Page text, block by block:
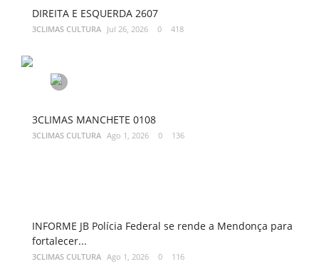
DIREITA E ESQUERDA 2607
3CLIMAS CULTURA Jul 26, 2026 0 418
3CLIMAS MANCHETE 0108
3CLIMAS CULTURA Ago 1, 2026 0 136
INFORME JB Polícia Federal se rende a Mendonça para
fortalecer...
3CLIMAS CULTURA Ago 1, 2026 0 116